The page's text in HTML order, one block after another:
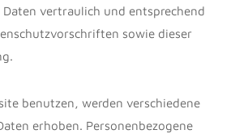
vertraulich und entsprechend
sowie dieser
benutzen, werden verschiedene
erhoben. Personenbezogene